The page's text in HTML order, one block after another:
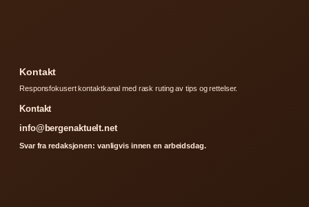
Kontakt
Responsfokusert kontaktkanal med rask ruting av tips og rettelser.
Kontakt
info@bergenaktuelt.net
Svar fra redaksjonen: vanligvis innen en arbeidsdag.